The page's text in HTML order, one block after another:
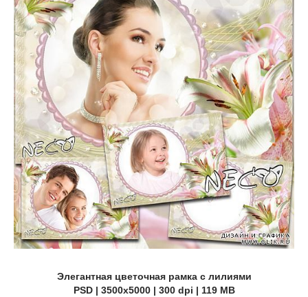
Элегантная цветочная рамка с лилиями
PSD | 3500х5000 | 300 dpi | 119 MB